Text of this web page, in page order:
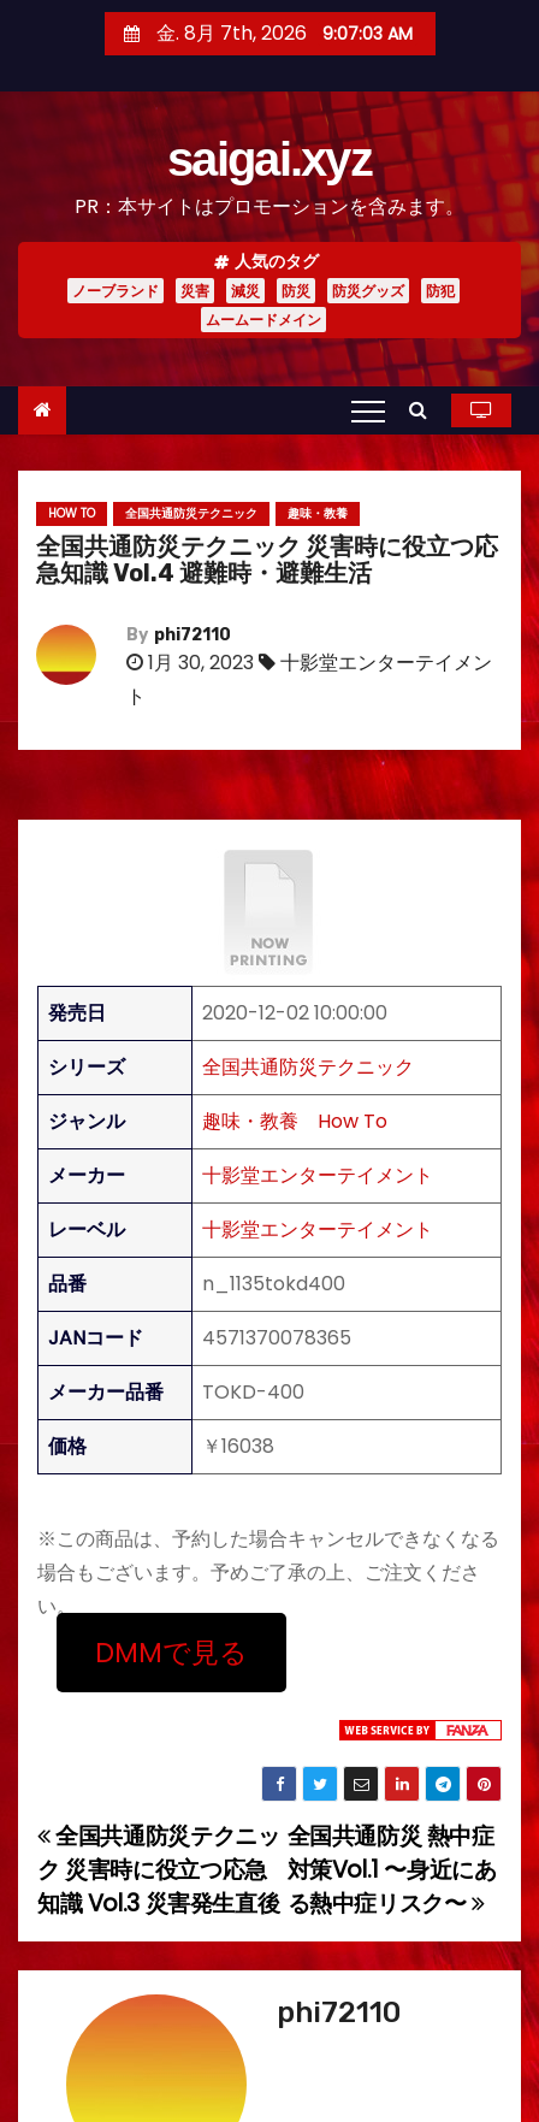
金. 8月 7th, 2026 9:07:04 AM
saigai.xyz
PR：本サイトはプロモーションを含みます。
人気のタグ
ノーブランド 災害 減災 防災 防災グッズ
防犯
ムームードメイン
HOW TO 全国共通防災テクニック 趣味・教養
全国共通防災テクニック 災害時に役立つ応
急知識 Vol.4 避難時・避難生活
By phi72110
1月 30, 2023
十影堂エンターテイメン
ト
発売日
2020-12-02 10:00:00
シリーズ
全国共通防災テクニック
ジャンル
趣味・教養
How To
メーカー
十影堂エンターテイメント
レーベル
十影堂エンターテイメント
品番
n_1135tokd400
JANコード
4571370078365
メーカー品番
TOKD-400
価格
￥16038
※この商品は、予約した場合キャンセルできなくなる
場合もございます。予めご了承の上、ご注文くださ
い。
DMMで見る
投
稿
ナ
ゲ
ー
全国共通防災 熱中症
対策Vol.1 〜身近にあ
る熱中症リスク〜
全国共通防災テクニッ
ク 災害時に役立つ応急
知識 Vol.3 災害発生直後
phi72110